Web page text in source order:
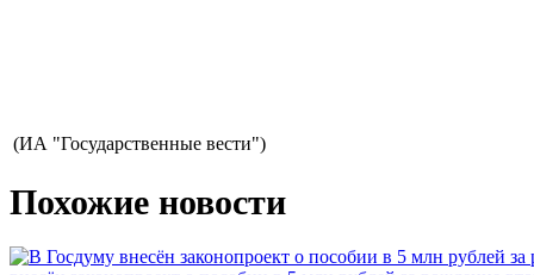
(ИА "Государственные вести")
Похожие новости